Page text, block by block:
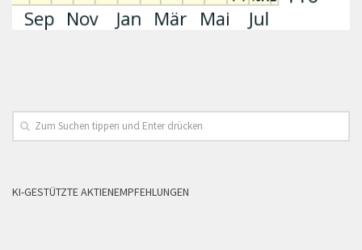
KI-GESTÜTZTE AKTIENEMPFEHLUNGEN